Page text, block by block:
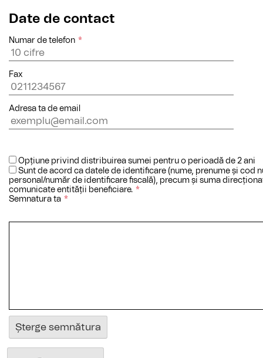
Date de contact
Numar de telefon *
Fax
Adresa ta de email
Opțiune privind distribuirea sumei pentru o perioadă de 2 ani
Sunt de acord ca datele de identificare (nume, prenume și cod
personal/număr de identificare fiscală), precum și suma
comunicate entității beneficiare. *
Semnatura ta *
Șterge semnătura